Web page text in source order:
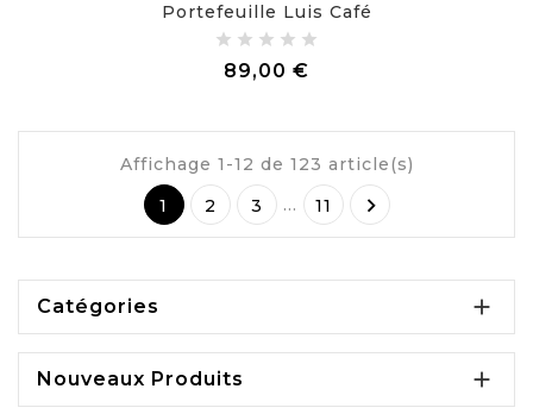
Portefeuille Luis Café
89,00 €
Affichage 1-12 de 123 article(s)
1
2 3 … 11 
Catégories 
Nouveaux Produits 